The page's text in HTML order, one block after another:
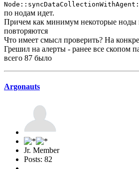
Node::syncDataCollectionWithAgent:
по нодам идет.
Причем как минимум некоторые ноды
повторяются
Что имеет смысл проверить? На
Грешил на алерты - ранее все скопом
всего 87 было
Argonauts
Jr. Member
Posts: 82